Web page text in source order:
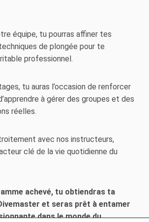
équipe, tu pourras affiner tes
de plongée pour te
professionnel.
tu auras l’occasion de renforcer
à gérer des groupes et des
réelles.
avec nos instructeurs,
clé de la vie quotidienne du
achevé, tu obtiendras ta
et seras prêt à entamer
dans le monde du